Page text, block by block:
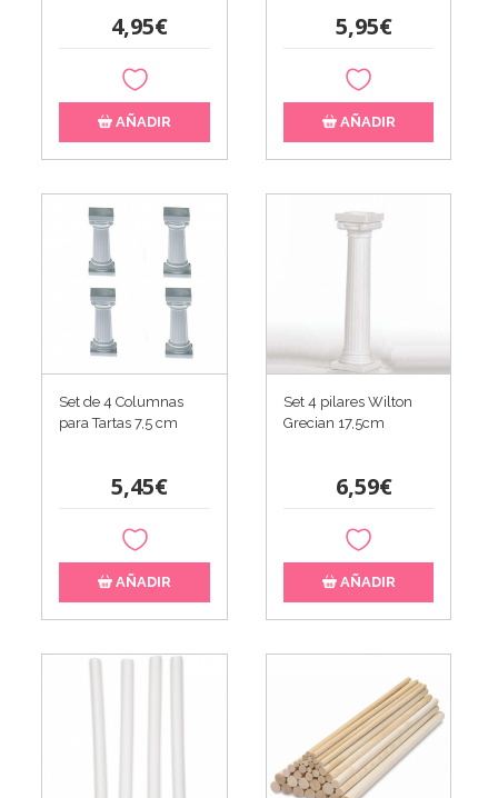
4,95€
AÑADIR
5,95€
AÑADIR
Set de 4 Columnas
para Tartas 7,5 cm
5,45€
AÑADIR
Set 4 pilares Wilton
Grecian 17,5cm
6,59€
AÑADIR